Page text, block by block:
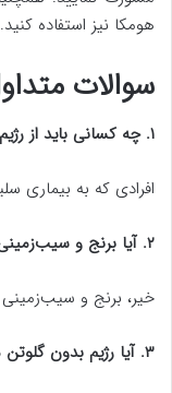
هومکا نیز استفاده کنید.
سوالات
۱. چه کسانی باید از رژیم غذایی بدون گلوتن استفاده کنند؟
افرادی که به بیماری
۲. آیا برنج و سیب‌زمینی گلوتن دارند؟
خیر، برنج و
۳. آیا رژیم بدون گلوتن می‌تواند به کاهش وزن کمک کند؟